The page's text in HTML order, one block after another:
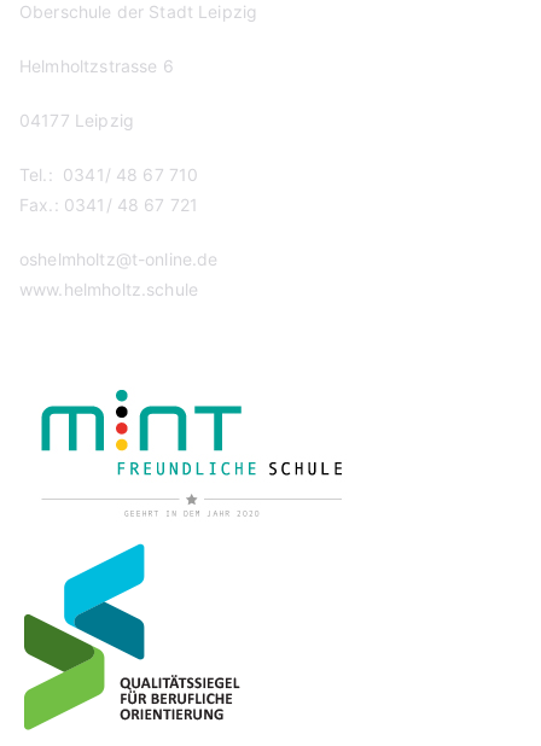
Oberschule der Stadt Leipzig
Helmholtzstrasse 6
04177 Leipzig
Tel.: 0341/ 48 67 710
Fax.: 0341/ 48 67 721
oshelmholtz@t-online.de
www.helmholtz.schule